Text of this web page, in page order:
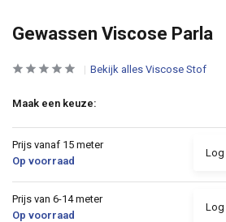
Gewassen Viscose Parla
Bekijk alles Viscose Stof
Maak een keuze:
Prijs vanaf 15 meter
Op voorraad
Log
Prijs van 6-14 meter
Op voorraad
Log